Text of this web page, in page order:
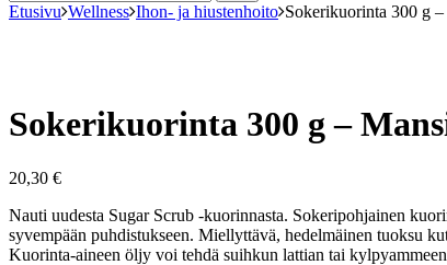
Etusivu Wellness Ihon- ja hiustenhoito Sokerikuorinta 300 g
Sokerikuorinta 300 g –
20,30 €
Nauti uudesta Sugar Scrub -kuorinnasta. Sokeripohjainen
syvempään puhdistukseen. Miellyttävä, hedelmäinen tuoksu
Kuorinta-aineen öljy voi tehdä suihkun lattian tai